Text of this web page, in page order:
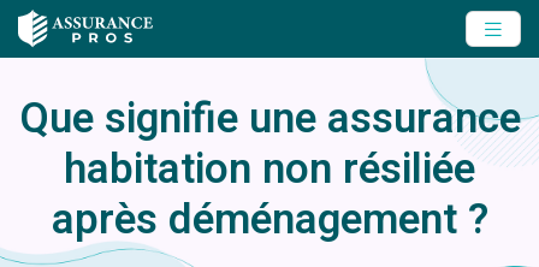
Que signifie une assurance
habitation non résiliée
après déménagement ?